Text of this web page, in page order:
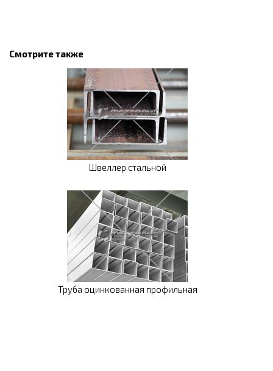
Смотрите также
Швеллер стальной
Труба оцинкованная профильная